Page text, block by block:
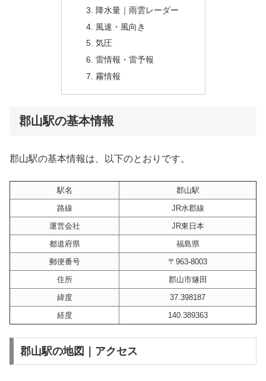
降水量｜雨雲レーダー
風速・風向き
気圧
雷情報・雷予報
霧情報
郡山駅の基本情報
郡山駅の基本情報は、以下のとおりです。
駅名
郡山駅
路線
JR水郡線
運営会社
JR東日本
都道府県
福島県
郵便番号
〒963-8003
住所
郡山市燧田
緯度
37.398187
経度
140.389363
郡山駅の地図｜アクセス